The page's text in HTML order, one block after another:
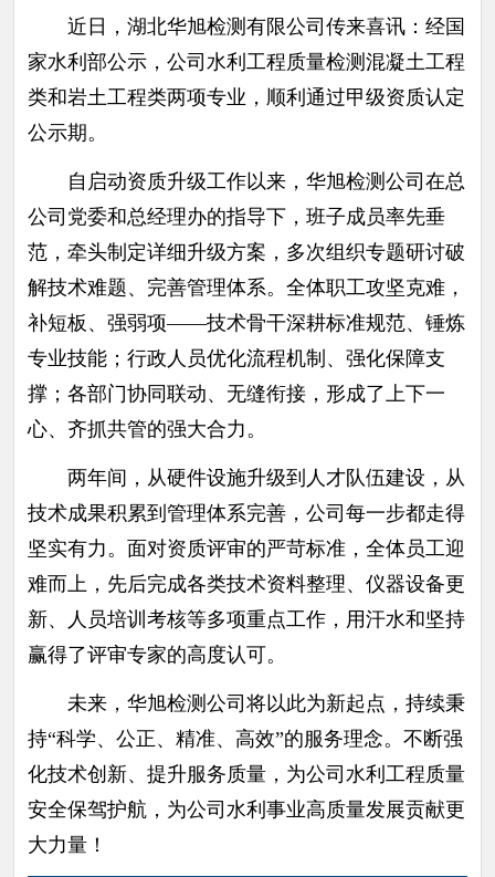
近日，湖北华旭检测有限公司传来喜讯：经国
家水利部公示，公司水利工程质量检测混凝土工程
类和岩土工程类两项专业，顺利通过甲级资质认定
公示期。
自启动资质升级工作以来，华旭检测公司在总
公司党委和总经理办的指导下，班子成员率先垂
范，牵头制定详细升级方案，多次组织专题研讨破
解技术难题、完善管理体系。全体职工攻坚克难，
补短板、强弱项——技术骨干深耕标准规范、锤炼
专业技能；行政人员优化流程机制、强化保障支
撑；各部门协同联动、无缝衔接，形成了上下一
心、齐抓共管的强大合力。
两年间，从硬件设施升级到人才队伍建设，从
技术成果积累到管理体系完善，公司每一步都走得
坚实有力。面对资质评审的严苛标准，全体员工迎
难而上，先后完成各类技术资料整理、仪器设备更
新、人员培训考核等多项重点工作，用汗水和坚持
赢得了评审专家的高度认可。
未来，华旭检测公司将以此为新起点，持续秉
持“科学、公正、精准、高效”的服务理念。不断强
化技术创新、提升服务质量，为公司水利工程质量
安全保驾护航，为公司水利事业高质量发展贡献更
大力量！